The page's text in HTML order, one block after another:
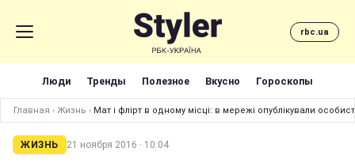
rbc.ua
Люди Тренды Полезное Вкусно Гороскопы
Главная › Жизнь › Мат і флірт в одному місці: в мережі опублікували
ЖИЗНЬ 21 ноября 2016 · 10:04